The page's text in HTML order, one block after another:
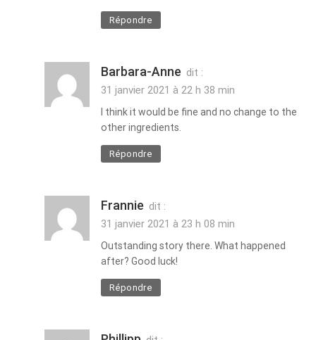
Répondre
Barbara-Anne dit :
31 janvier 2021 à 22 h 38 min
I think it would be fine and no change to the
other ingredients.
Répondre
Frannie dit :
31 janvier 2021 à 23 h 08 min
Outstanding story there. What happened
after? Good luck!
Répondre